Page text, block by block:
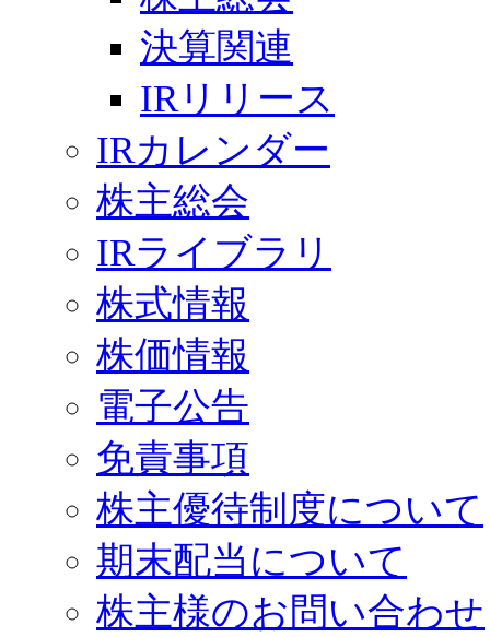
決算関連
IRリリース
IRカレンダー
株主総会
IRライブラリ
株式情報
株価情報
電子公告
免責事項
株主優待制度について
期末配当について
株主様のお問い合わせ